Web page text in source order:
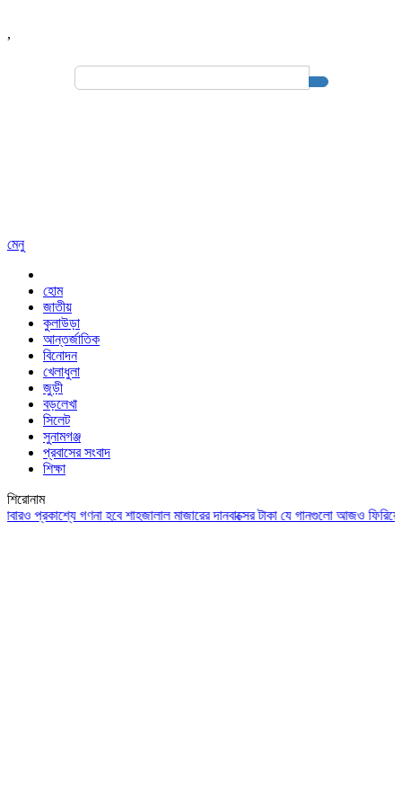
,
Search
মেনু
হোম
জাতীয়
কুলাউড়া
আন্তর্জাতিক
বিনোদন
খেলাধুলা
জুড়ী
বড়লেখা
সিলেট
সুনামগঞ্জ
প্রবাসের সংবাদ
শিক্ষা
শিরোনাম
গণনা হবে শাহজালাল মাজারের দানবাক্সের টাকাযে গানগুলো আজও ফিরিয়ে নেয় এন্ড্রু